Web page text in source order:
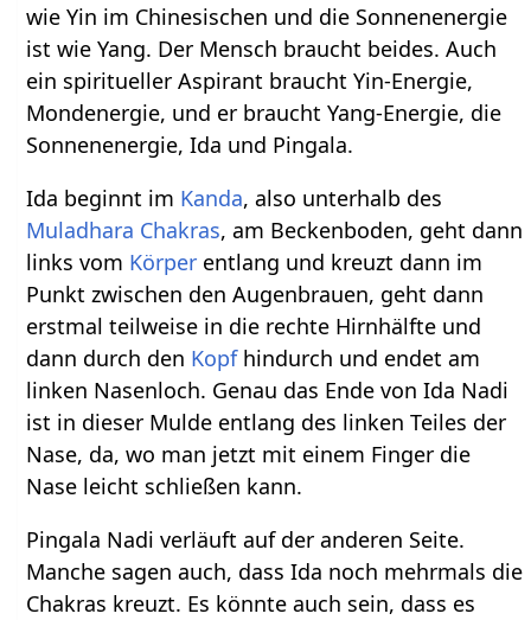
wie Yin im Chinesischen und die Sonnenenergie
ist wie Yang. Der Mensch braucht beides. Auch
ein spiritueller Aspirant braucht Yin-Energie,
Mondenergie, und er braucht Yang-Energie, die
Sonnenenergie, Ida und Pingala.
Ida beginnt im Kanda, also unterhalb des
Muladhara Chakras, am Beckenboden, geht dann
links vom Körper entlang und kreuzt dann im
Punkt zwischen den Augenbrauen, geht dann
erstmal teilweise in die rechte Hirnhälfte und
dann durch den Kopfhindurch und endet am
linken Nasenloch. Genau das Ende von Ida Nadi
ist in dieser Mulde entlang des linken Teiles der
Nase, da, wo man jetzt mit einem Finger die
Nase leicht schließen kann.
Pingala Nadi verläuft auf der anderen Seite.
Manche sagen auch, dass Ida noch mehrmals die
Chakras kreuzt. Es könnte auch sein, dass es